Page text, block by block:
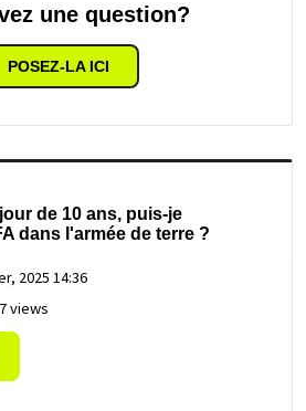
une question?
POSEZ-LA ICI
de 10 ans, puis-je
dans l'armée de terre ?
2025 14:36
views